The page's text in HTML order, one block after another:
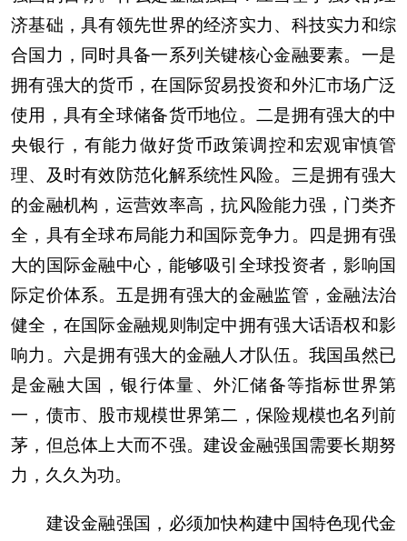
济基础，具有领先世界的经济实力、科技实力和综
合国力，同时具备一系列关键核心金融要素。一是
拥有强大的货币，在国际贸易投资和外汇市场广泛
使用，具有全球储备货币地位。二是拥有强大的中
央银行，有能力做好货币政策调控和宏观审慎管
理、及时有效防范化解系统性风险。三是拥有强大
的金融机构，运营效率高，抗风险能力强，门类齐
全，具有全球布局能力和国际竞争力。四是拥有强
大的国际金融中心，能够吸引全球投资者，影响国
际定价体系。五是拥有强大的金融监管，金融法治
健全，在国际金融规则制定中拥有强大话语权和影
响力。六是拥有强大的金融人才队伍。我国虽然已
是金融大国，银行体量、外汇储备等指标世界第
一，债市、股市规模世界第二，保险规模也名列前
茅，但总体上大而不强。建设金融强国需要长期努
力，久久为功。
建设金融强国，必须加快构建中国特色现代金